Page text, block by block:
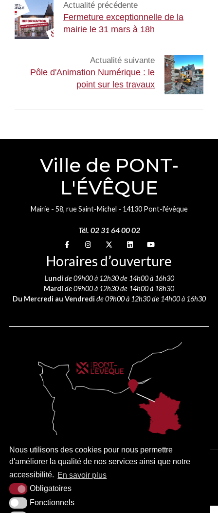
Nous utilisons des cookies pour nous permettre
d'améliorer la qualité de nos services ainsi que notre
accessibilité. En savoir plus
Obligatoires
Fonctionnels
Actualité précédente
Fermeture exceptionnelle de la
mairie le 31 mars à 18h
Actualité suivante
Pôle d'Animation Numérique : le
point sur les travaux
Ville de PONT-
L'ÉVÊQUE
Mairie - 58, rue Saint-Michel - 14130 Pont-l'évêque
Tél. 02 31 64 00 02
Suivez-nous sur
Suivez-nous sur
Suivez-nous sur
Suivez-nous sur
Suivez-nous sur
Horaires d’ouverture
Lundi de 09h00 à 12h30 de 14h00 à 16h30
Mardi de 09h00 à 12h30 de 14h00 à 18h30
Du Mercredi au Vendredi de 09h00 à 12h30 de 14h00 à 16h30
PLAN DU SITE MENTIONS LÉGALES ACCESSIBILITÉ